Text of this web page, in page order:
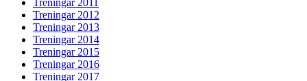
Treningar 2012
Treningar 2013
Treningar 2014
Treningar 2015
Treningar 2016
Treningar 2017